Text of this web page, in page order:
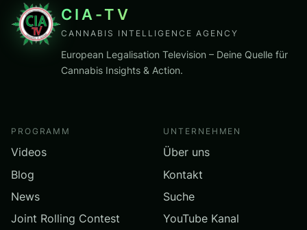
CIA-TV
CANNABIS INTELLIGENCE AGENCY
European Legalisation Television – Deine Quelle für
Cannabis Insights & Action.
PROGRAMM
Videos
Blog
News
Joint Rolling Contest
UNTERNEHMEN
Über uns
Kontakt
Suche
YouTube Kanal